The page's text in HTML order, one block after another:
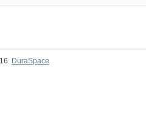
DuraSpace